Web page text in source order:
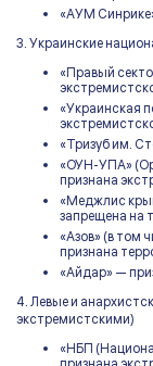
«АУМ
3. Украинские
«Правый
«Украинская
«Тризуб им.
«ОУН-УПА»
признана
«Меджлис
запрещена на
«Азов» (в том
признана
«Айдар» —
4. Левые и
экстремистскими)
«НБП